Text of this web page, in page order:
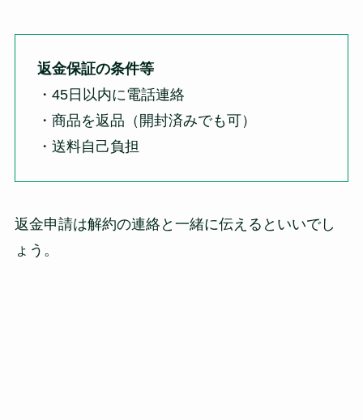
返金保証の条件等
・45日以内に電話連絡
・商品を返品（開封済みでも可）
・送料自己負担
返金申請は解約の連絡と一緒に伝えるといいでし
ょう。